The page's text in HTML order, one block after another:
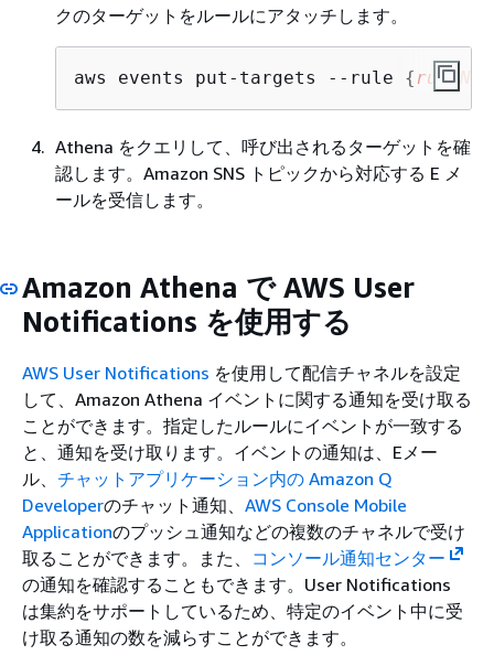
クのターゲットをルールにアタッチします。
aws events put-targets --rule {
Athena をクエリして、呼び出されるターゲットを確
認します。Amazon SNS トピックから対応する E メ
ールを受信します。
Amazon Athena で AWS User
Notifications を使用する
AWS User Notifications を使用して配信チャネルを設定
して、Amazon Athena イベントに関する通知を受け取る
ことができます。指定したルールにイベントが一致する
と、通知を受け取ります。イベントの通知は、Eメー
ル、 チャットアプリケーション内の Amazon Q
Developerのチャット通知、 AWS Console Mobile
Applicationのプッシュ通知などの複数のチャネルで受け
取ることができます。また、 コンソール通知センター
の通知を確認することもできます。User Notifications
は集約をサポートしているため、特定のイベント中に受
け取る通知の数を減らすことができます。